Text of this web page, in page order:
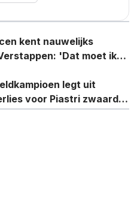
kent nauwelijks
'Dat moet ik
legt uit
voor Piastri zwaarder